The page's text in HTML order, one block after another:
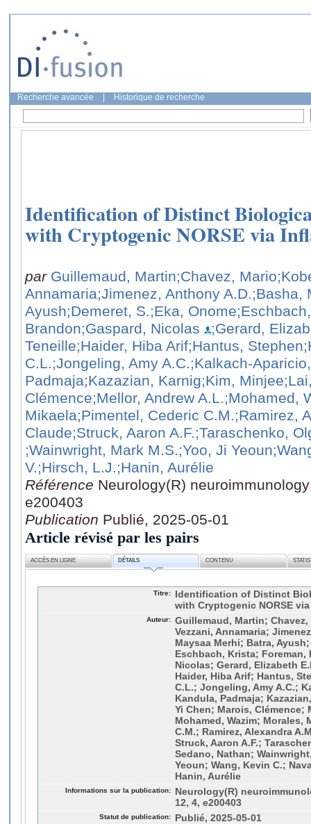
Recherche avancée Historique de recherche
Identification of Distinct
with Cryptogenic NORSE via
par Guillemaud, Martin;Chavez, Mario
Annamaria;Jimenez, Anthony A.D.;Basha,
Ayush;Demeret, S.;Eka, Onome
Brandon;Gaspard, Nicolas
;Gerard,
Teneille;Haider, Hiba Arif;Hantus, Stephen
C.L.;Jongeling, Amy A.C.;Kalkach-
Padmaja;Kazazian, Karnig;Kim, Minjee
Clémence;Mellor, Andrew A.L.;Mohamed,
Mikaela;Pimentel, Cederic C.M.;Ramirez,
Claude;Struck, Aaron A.F.;Taraschenko,
;Wainwright, Mark M.S.;Yoo, Ji Yeoun
V.;Hirsch, L.J.;Hanin, Aurélie
Référence Neurology(R)
e200403
Publication Publié, 2025-05-01
Article révisé par les pairs
ACCÈS EN LIGNE DÉTAILS CONTENU
Titre:
Identification of Distinct
with Cryptogenic NORSE
Auteur: Guillemaud, Martin;
Vezzani, Annamaria;
Maysaa Merhi; Batra,
Eschbach, Krista; Foreman,
Nicolas; Gerard, Elizabeth
Haider, Hiba Arif; Hantus,
C.L.; Jongeling, Amy A.C.;
Kandula, Padmaja;
Yi Chen; Marois, Clémence;
Mohamed, Wazim; Morales,
C.M.; Ramirez, Alexandra
Struck, Aaron A.F.;
Sedano, Nathan;
Yeoun; Wang, Kevin C.;
Hanin, Aurélie
Informations sur la publication:
Neurology(R)
12, 4, e200403
Statut de publication: Publié, 2025-05-01